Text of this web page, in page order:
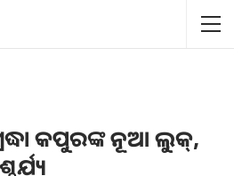
କପୁରଙ୍କ ନୂଆ ଲୁକ୍,